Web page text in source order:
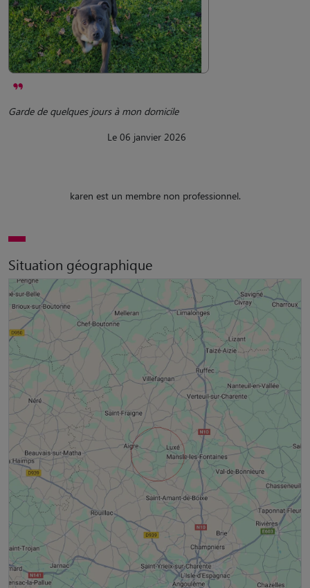
Garde de quelques jours à mon domicile
Le 06 janvier 2026
karen est un membre non professionnel.
Situation géographique